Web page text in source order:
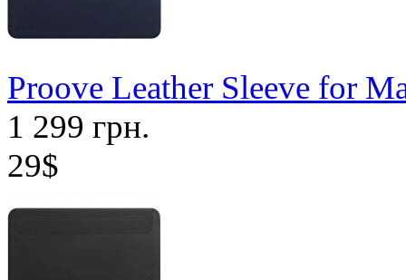
Proove Leather Sleeve for
1 299 грн.
29$